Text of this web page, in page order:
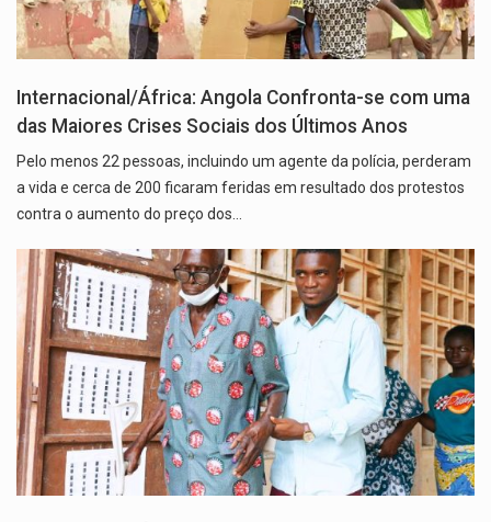
Internacional/África: Angola Confronta-se com uma
das Maiores Crises Sociais dos Últimos Anos
Pelo menos 22 pessoas, incluindo um agente da polícia, perderam
a vida e cerca de 200 ficaram feridas em resultado dos protestos
contra o aumento do preço dos…